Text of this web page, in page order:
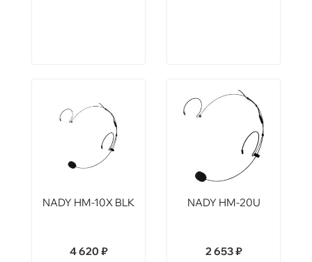
NADY HM-10X BLK
4 620 ₽
NADY HM-20U
2 653 ₽